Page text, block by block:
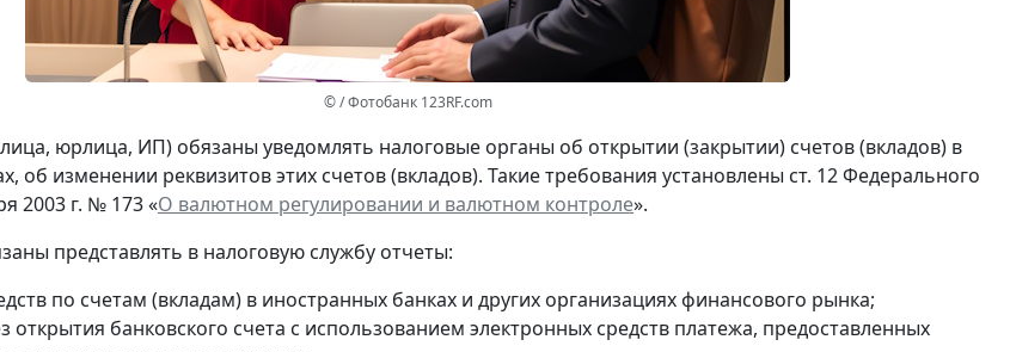
© / Фотобанк 123RF.com
юрлица, ИП) обязаны уведомлять налоговые органы об открытии (закрытии) счетов (вкладов) в
об изменении реквизитов этих счетов (вкладов). Такие требования установлены ст. 12 Федерального
2003 г. № 173 «О валютном регулировании и валютном контроле».
представлять в налоговую службу отчеты:
по счетам (вкладам) в иностранных банках и других организациях финансового рынка;
открытия банковского счета с использованием электронных средств платежа, предоставленных